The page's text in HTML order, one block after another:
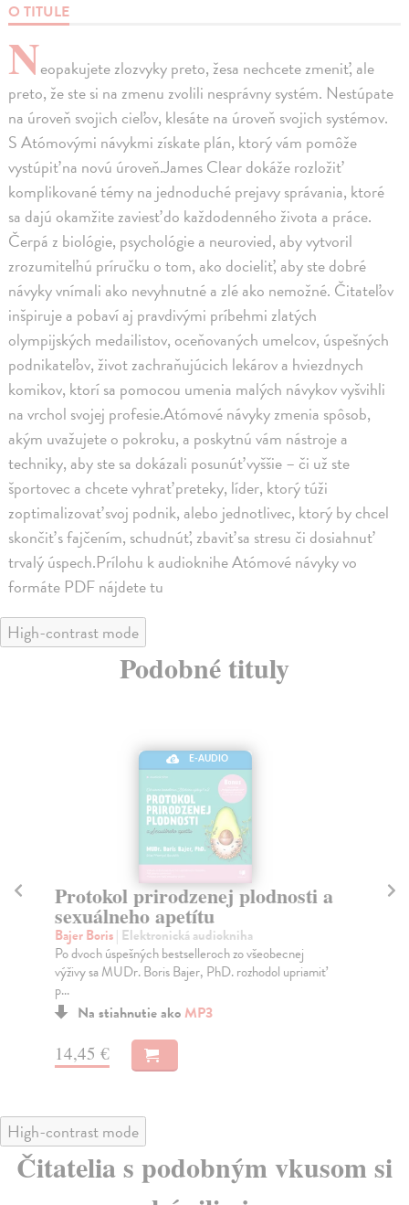
O TITULE
Neopakujete zlozvyky preto, žesa nechcete zmeniť, ale
preto, že ste si na zmenu zvolili nesprávny systém. Nestúpate
na úroveň svojich cieľov, klesáte na úroveň svojich systémov.
S Atómovými návykmi získate plán, ktorý vám pomôže
vystúpiť na novú úroveň.James Clear dokáže rozložiť
komplikované témy na jednoduché prejavy správania, ktoré
sa dajú okamžite zaviesť do každodenného života a práce.
Čerpá z biológie, psychológie a neurovied, aby vytvoril
zrozumiteľnú príručku o tom, ako docieliť, aby ste dobré
návyky vnímali ako nevyhnutné a zlé ako nemožné. Čitateľov
inšpiruje a pobaví aj pravdivými príbehmi zlatých
olympijských medailistov, oceňovaných umelcov, úspešných
podnikateľov, život zachraňujúcich lekárov a hviezdnych
komikov, ktorí sa pomocou umenia malých návykov vyšvihli
na vrchol svojej profesie.Atómové návyky zmenia spôsob,
akým uvažujete o pokroku, a poskytnú vám nástroje a
techniky, aby ste sa dokázali posunúť vyššie – či už ste
športovec a chcete vyhrať preteky, líder, ktorý túži
zoptimalizovať svoj podnik, alebo jednotlivec, ktorý by chcel
skončiť s fajčením, schudnúť, zbaviť sa stresu či dosiahnuť
trvalý úspech.Prílohu k audioknihe Atómové návyky vo
formáte PDF nájdete tu
High-contrast mode
Podobné tituly
E-AUDIO
Buďte užitoční
Schwarzenegger Arnold| Elektronická audiokniha
Zoznámte sa so siedmimi zásadami, ktoré vám pomôžu
naplniť skutočný účel vášho života. Arnold Schwar...
Na stiahnutie akoMP3
17,99 €
High-contrast mode
Čitatelia s podobným vkusom si